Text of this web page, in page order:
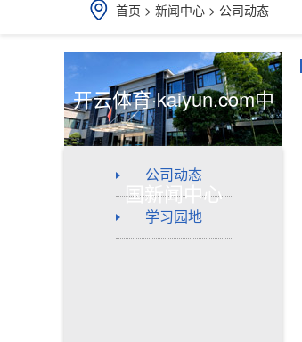
首页 >新闻中心 > 公司动态
开云体育·kaiyun.com中
国新闻中心
公司动态
学习园地